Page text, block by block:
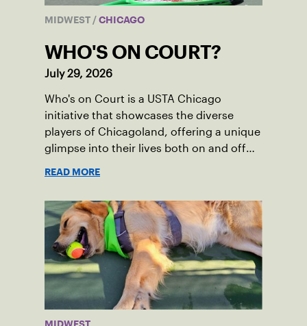
MIDWEST / CHICAGO
WHO'S ON COURT?
July 29, 2026
Who's on Court is a USTA Chicago
initiative that showcases the diverse
players of Chicagoland, offering a unique
glimpse into their lives both on and off
READ MORE
MIDWEST